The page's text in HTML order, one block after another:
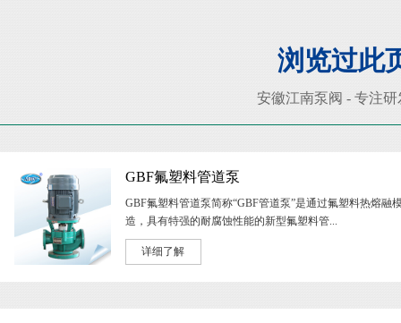
浏览过此
安徽江南泵阀 - 专注
GBF氟塑料管道泵
GBF氟塑料管道泵简称“GBF管道泵”是通过氟塑料热熔融
造，具有特强的耐腐蚀性能的新型氟塑料管...
详细了解